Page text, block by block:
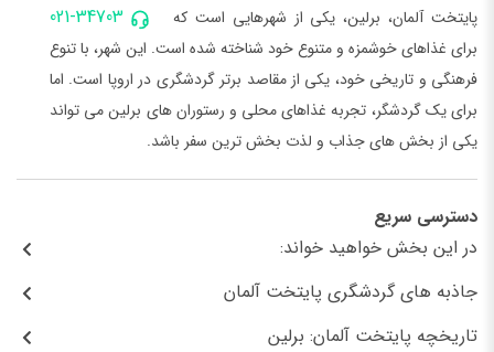
021-34703
پایتخت آلمان، برلین، یکی از شهرهایی است که
برای غذاهای خوشمزه و متنوع خود شناخته شده است. این شهر، با تنوع
فرهنگی و تاریخی خود، یکی از مقاصد برتر گردشگری در اروپا است. اما
برای یک گردشگر، تجربه غذاهای محلی و رستوران های برلین می تواند
یکی از بخش های جذاب و لذت بخش ترین سفر باشد.
دسترسی سریع
در این بخش خواهید خواند:
جاذبه های گردشگری پایتخت آلمان
تاریخچه پایتخت آلمان: برلین